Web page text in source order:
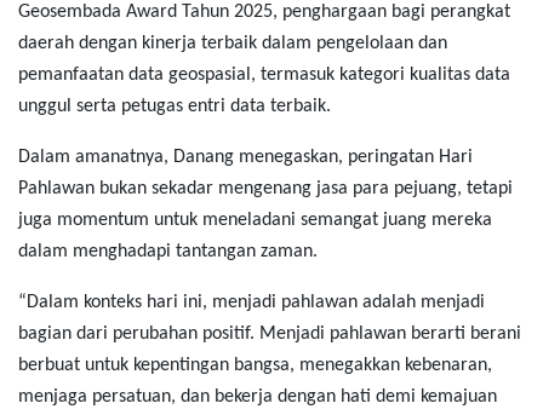
Geosembada Award Tahun 2025, penghargaan bagi perangkat
daerah dengan kinerja terbaik dalam pengelolaan dan
pemanfaatan data geospasial, termasuk kategori kualitas data
unggul serta petugas entri data terbaik.
Dalam amanatnya, Danang menegaskan, peringatan Hari
Pahlawan bukan sekadar mengenang jasa para pejuang, tetapi
juga momentum untuk meneladani semangat juang mereka
dalam menghadapi tantangan zaman.
“Dalam konteks hari ini, menjadi pahlawan adalah menjadi
bagian dari perubahan positif. Menjadi pahlawan berarti berani
berbuat untuk kepentingan bangsa, menegakkan kebenaran,
menjaga persatuan, dan bekerja dengan hati demi kemajuan